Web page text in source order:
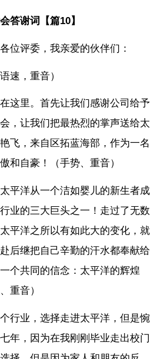
答谢词【篇10】
位评委，我亲爱的伙伴们：
速，重音）
这里。首先让我们感谢公司给予
，让我们把最热烈的掌声送给太
飞，来自区拓蓝海部，作为一名
和自豪！（手势、重音）
平洋从一个洁如婴儿的新生者成
业的三大巨头之一！走过了无数
平洋之所以有如此大的变化，就
后继把自己辛勤的汗水都奉献给
个共同的信念：太平洋的辉煌
重音）
行业，选择走进太平洋，但是惋
年，因为在我刚刚毕业走出校门